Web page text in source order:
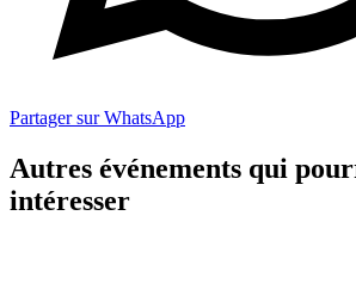
Partager sur WhatsApp
Autres événements qui
intéresser